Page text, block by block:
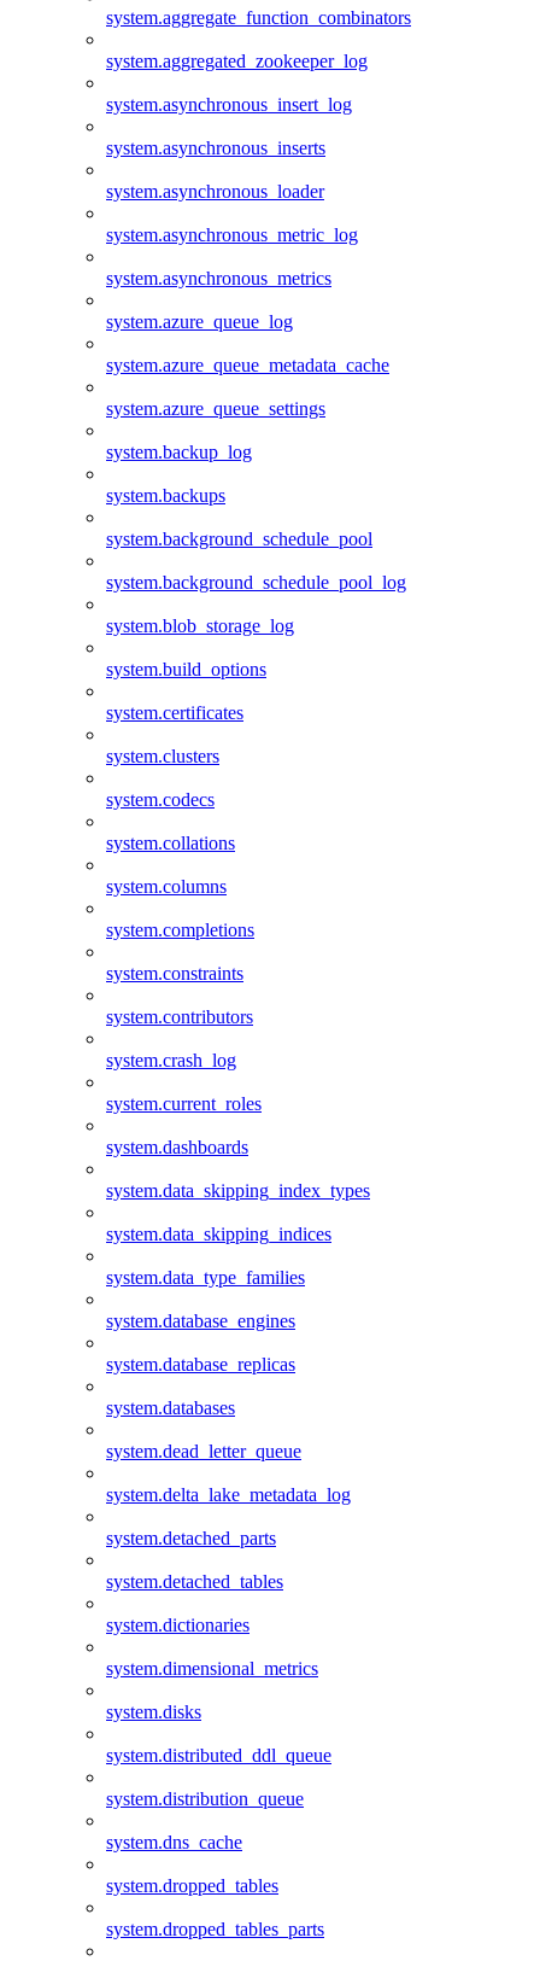
system.aggregate_function_combinators
system.aggregated_zookeeper_log
system.asynchronous_insert_log
system.asynchronous_inserts
system.asynchronous_loader
system.asynchronous_metric_log
system.asynchronous_metrics
system.azure_queue_log
system.azure_queue_metadata_cache
system.azure_queue_settings
system.backup_log
system.backups
system.background_schedule_pool
system.background_schedule_pool_log
system.blob_storage_log
system.build_options
system.certificates
system.clusters
system.codecs
system.collations
system.columns
system.completions
system.constraints
system.contributors
system.crash_log
system.current_roles
system.dashboards
system.data_skipping_index_types
system.data_skipping_indices
system.data_type_families
system.database_engines
system.database_replicas
system.databases
system.dead_letter_queue
system.delta_lake_metadata_log
system.detached_parts
system.detached_tables
system.dictionaries
system.dimensional_metrics
system.disks
system.distributed_ddl_queue
system.distribution_queue
system.dns_cache
system.dropped_tables
system.dropped_tables_parts